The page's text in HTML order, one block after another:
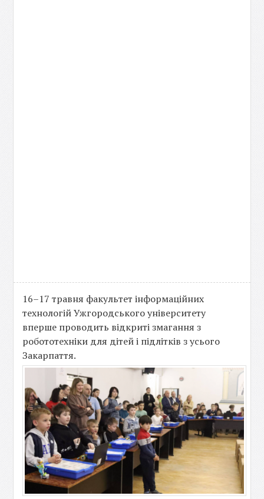
16–17 травня факультет інформаційних
технологій Ужгородського університету
вперше проводить відкриті змагання з
робототехніки для дітей і підлітків з усього
Закарпаття.